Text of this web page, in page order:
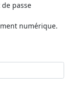
passe
numérique.